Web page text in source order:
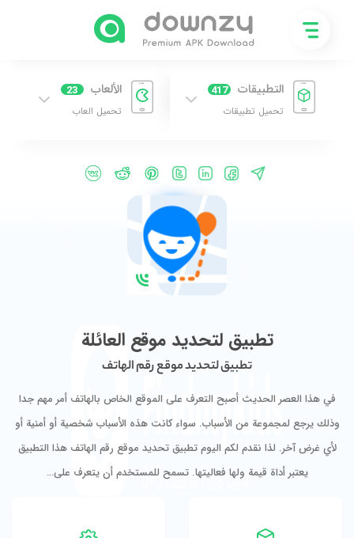
التطبيقات 417
تحميل تطبيقات
الألعاب 23
تحميل العاب
تطبيق لتحديد موقع العائلة
تطبيق لتحديد موقع رقم الهاتف
في هذا العصر الحديث أصبح التعرف على الموقع الخاص بالهاتف أمر مهم جدا
وذلك يرجع لمجموعة من الأسباب. سواء كانت هذه الأسباب شخصية أو أمنية أو
لأي غرض آخر. لذا نقدم لكم اليوم تطبيق تحديد موقع رقم الهاتف هذا التطبيق
يعتبر أداة قيمة ولها فعاليتها. تسمح للمستخدم أن يتعرف على…